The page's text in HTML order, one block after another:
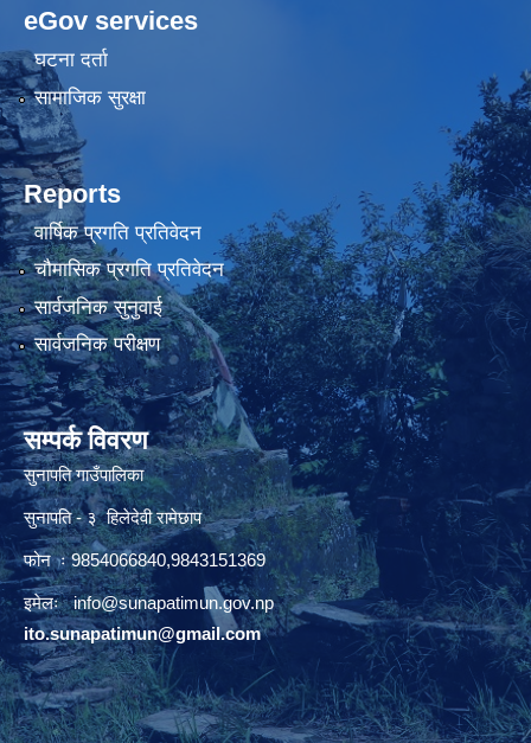
eGov services
घटना दर्ता
सामाजिक सुरक्षा
Reports
वार्षिक प्रगति प्रतिवेदन
चौमासिक प्रगति प्रतिवेदन
सार्वजनिक सुनुवाई
सार्वजनिक परीक्षण
सम्पर्क विवरण
सुनापति गाउँपालिका
सुनापति - ३ हिलेदेवी रामेछाप
फोन ः 9854066840,9843151369
इमेलः info@sunapatimun.gov.np
ito.sunapatimun@gmail.com